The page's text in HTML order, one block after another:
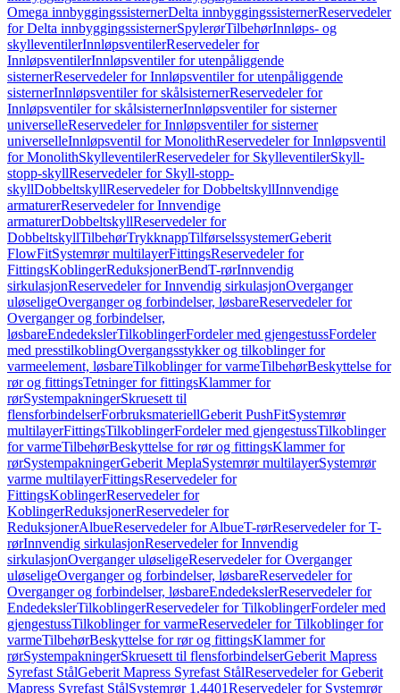
Omega innbyggingssisternerDelta innbyggingssisternerReservedeler
for Delta innbyggingssisternerSpylerørTilbehørInnløps- og
skylleventilerInnløpsventilerReservedeler for
InnløpsventilerInnløpsventiler for utenpåliggende
sisternerReservedeler for Innløpsventiler for utenpåliggende
sisternerInnløpsventiler for skålsisternerReservedeler for
Innløpsventiler for skålsisternerInnløpsventiler for sisterner
universelleReservedeler for Innløpsventiler for sisterner
universelleInnløpsventil for MonolithReservedeler for Innløpsventil
for MonolithSkylleventilerReservedeler for SkylleventilerSkyll-
stopp-skyllReservedeler for Skyll-stopp-
skyllDobbeltskyllReservedeler for DobbeltskyllInnvendige
armaturerReservedeler for Innvendige
armaturerDobbeltskyllReservedeler for
DobbeltskyllTilbehørTrykknappTilførselssystemerGeberit
FlowFitSystemrør multilayerFittingsReservedeler for
FittingsKoblingerReduksjonerBendT-rørInnvendig
sirkulasjonReservedeler for Innvendig sirkulasjonOverganger
uløseligeOverganger og forbindelser, løsbareReservedeler for
Overganger og forbindelser,
løsbareEndedekslerTilkoblingerFordeler med gjengestussFordeler
med presstilkoblingOvergangsstykker og tilkoblinger for
varmeelement, løsbareTilkoblinger for varmeTilbehørBeskyttelse for
rør og fittingsTetninger for fittingsKlammer for
rørSystempakningerSkruesett til
flensforbindelserForbruksmateriellGeberit PushFitSystemrør
multilayerFittingsTilkoblingerFordeler med gjengestussTilkoblinger
for varmeTilbehørBeskyttelse for rør og fittingsKlammer for
rørSystempakningerGeberit MeplaSystemrør multilayerSystemrør
varme multilayerFittingsReservedeler for
FittingsKoblingerReservedeler for
KoblingerReduksjonerReservedeler for
ReduksjonerAlbueReservedeler for AlbueT-rørReservedeler for T-
rørInnvendig sirkulasjonReservedeler for Innvendig
sirkulasjonOverganger uløseligeReservedeler for Overganger
uløseligeOverganger og forbindelser, løsbareReservedeler for
Overganger og forbindelser, løsbareEndedekslerReservedeler for
EndedekslerTilkoblingerReservedeler for TilkoblingerFordeler med
gjengestussTilkoblinger for varmeReservedeler for Tilkoblinger for
varmeTilbehørBeskyttelse for rør og fittingsKlammer for
rørSystempakningerSkruesett til flensforbindelserGeberit Mapress
Syrefast StålGeberit Mapress Syrefast StålReservedeler for Geberit
Mapress Syrefast StålSystemrør 1.4401Reservedeler for Systemrør